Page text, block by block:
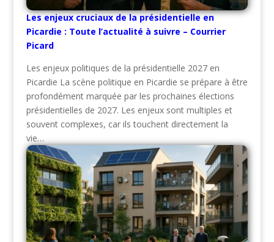
Les enjeux cruciaux de la présidentielle en
Picardie : Toute l’actualité à suivre – Courrier
Picard
Les enjeux politiques de la présidentielle 2027 en
Picardie La scène politique en Picardie se prépare à être
profondément marquée par les prochaines élections
présidentielles de 2027. Les enjeux sont multiples et
souvent complexes, car ils touchent directement la
vie…